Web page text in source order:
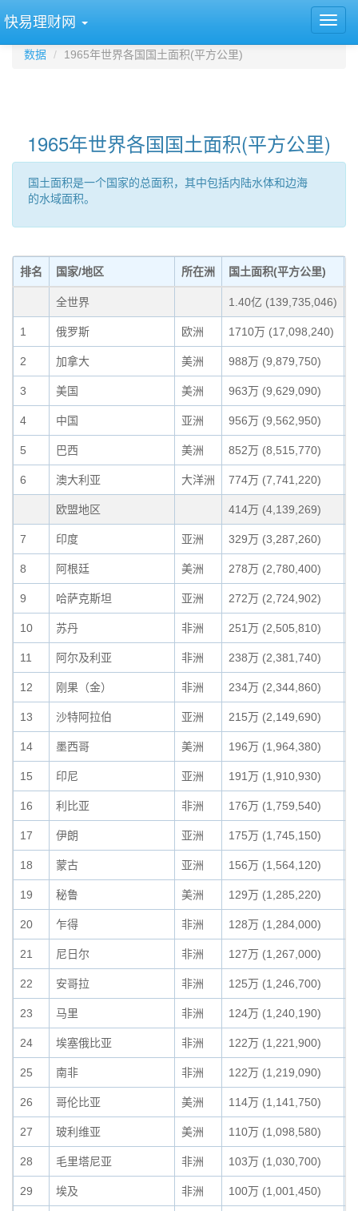
快易理财网
数据 1965年世界各国国土面积(平方公里)
1965年世界各国国土面积(平方公里)
国土面积是一个国家的总面积，其中包括内陆水体和边海
的水域面积。
排名 国家/地区 所在洲 国土面积(平方公里)
全世界 1.40亿 (139,735,046)
1 俄罗斯 欧洲 1710万 (17,098,240)
2 加拿大 美洲 988万 (9,879,750)
3 美国 美洲 963万 (9,629,090)
4 中国 亚洲 956万 (9,562,950)
5 巴西 美洲 852万 (8,515,770)
6 澳大利亚 大洋洲 774万 (7,741,220)
欧盟地区 414万 (4,139,269)
7 印度 亚洲 329万 (3,287,260)
8 阿根廷 美洲 278万 (2,780,400)
9 哈萨克斯坦 亚洲 272万 (2,724,902)
10 苏丹 非洲 251万 (2,505,810)
11 阿尔及利亚 非洲 238万 (2,381,740)
12 刚果（金） 非洲 234万 (2,344,860)
13 沙特阿拉伯 亚洲 215万 (2,149,690)
14 墨西哥 美洲 196万 (1,964,380)
15 印尼 亚洲 191万 (1,910,930)
16 利比亚 非洲 176万 (1,759,540)
17 伊朗 亚洲 175万 (1,745,150)
18 蒙古 亚洲 156万 (1,564,120)
19 秘鲁 美洲 129万 (1,285,220)
20 乍得 非洲 128万 (1,284,000)
21 尼日尔 非洲 127万 (1,267,000)
22 安哥拉 非洲 125万 (1,246,700)
23 马里 非洲 124万 (1,240,190)
24 埃塞俄比亚 非洲 122万 (1,221,900)
25 南非 非洲 122万 (1,219,090)
26 哥伦比亚 美洲 114万 (1,141,750)
27 玻利维亚 美洲 110万 (1,098,580)
28 毛里塔尼亚 非洲 103万 (1,030,700)
29 埃及 非洲 100万 (1,001,450)